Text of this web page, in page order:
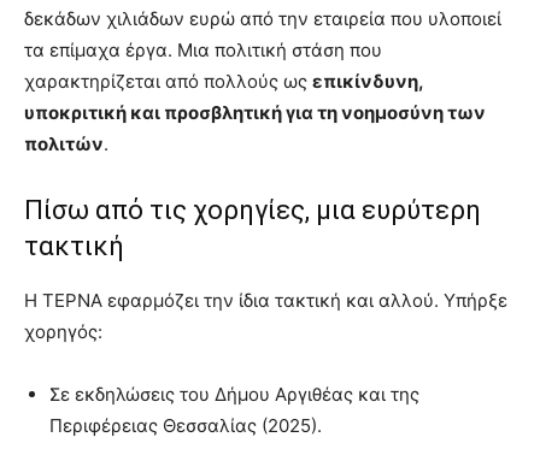
δεκάδων χιλιάδων ευρώ από την εταιρεία που υλοποιεί
τα επίμαχα έργα. Μια πολιτική στάση που
χαρακτηρίζεται από πολλούς ως επικίνδυνη,
υποκριτική και προσβλητική για τη νοημοσύνη των
πολιτών.
Πίσω από τις χορηγίες, μια ευρύτερη
τακτική
Η ΤΕΡΝΑ εφαρμόζει την ίδια τακτική και αλλού. Υπήρξε
χορηγός:
Σε εκδηλώσεις του Δήμου Αργιθέας και της
Περιφέρειας Θεσσαλίας (2025).